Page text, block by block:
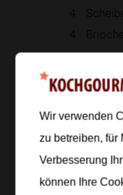
4
4
Zur
Zubereitung
Schritt 1/4
Wir verwenden
zu betreiben, für
Verbesserung
können Ihre